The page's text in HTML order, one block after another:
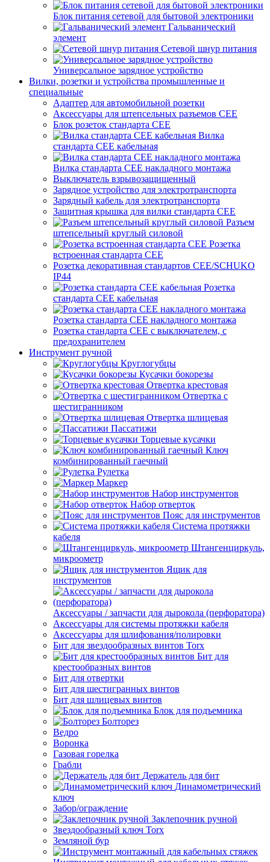
Блок питания сетевой для бытовой электроники
Гальванический
элемент
Сетевой шнур питания
Универсальное зарядное устройство
Вилки, розетки и устройства промышленные и
специальные
Адаптер для автомобильной розетки
Аксессуары для штепсельных разъемов CEE
Блок розеток стандарта CEE
Вилка
стандарта CEE кабельная
Вилка стандарта CEE накладного монтажа
Выключатель взрывозащищенный
Зарядное устройство для электротранспорта
Зарядный кабель для электротранспорта
Защитная крышка для вилки стандарта CEE
Разъем
штепсельный круглый силовой
Розетка
встроенная стандарта CEE
Розетка декоративная стандартов CEE/SCHUKO
IP44
Розетка
стандарта СЕЕ кабельная
Розетка стандарта СЕЕ накладного монтажа
Розетка стандарта СЕЕ с выключателем, с
предохранителем
Инструмент ручной
Круглогубцы
Кусачки бокорезы
Отвертка крестовая
Отвертка с
шестигранником
Отвертка шлицевая
Пассатижи
Торцевые кусачки
Ключ
комбинированный гаечный
Рулетка
Маркер
Набор инструментов
Набор отверток
Пояс для инструментов
Система протяжки
кабеля
Штангенциркуль,
микроометр
Ящик для
инструментов
Аксессуары / запчасти для дырокола (перфоратора)
Аксессуары для системы протяжки кабеля
Аксессуары для шлифования/полировки
Бит для звездообразных винтов Torx
Бит для
крестообразных винтов
Бит для отвертки
Бит для шестигранных винтов
Бит для шлицевых винтов
Блок для подъемника
Болторез
Ведро
Воронка
Газовая горелка
Грабли
Держатель для бит
Динамометрический
ключ
Забор/ограждение
Заклепочник ручной
Звездообразный ключ Torx
Земляной бур